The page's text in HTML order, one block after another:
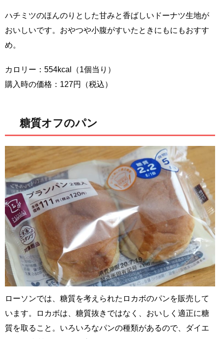
ハチミツのほんのりとした甘みと香ばしいドーナツ生地が
おいしいです。おやつや小腹がすいたときにもにもおすす
め。
カロリー：554kcal（1個当り）
購入時の価格：127円（税込）
糖質オフのパン
ローソンでは、糖質を考えられたロカボのパンを販売して
います。ロカボは、糖質抜きではなく、おいしく適正に糖
質を取ること。いろいろなパンの種類があるので、ダイエ